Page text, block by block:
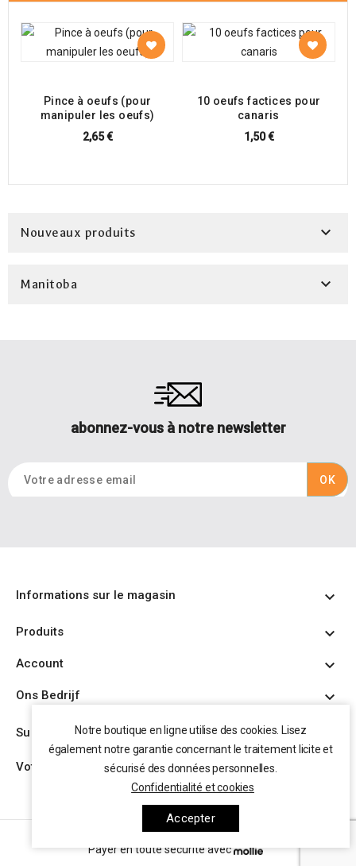
Pince à oeufs (pour
manipuler les oeufs)
2,65 €
10 oeufs factices pour
canaris
1,50 €
Nouveaux produits 
Manitoba 
abonnez-vous à notre newsletter
Informations sur le magasin 
Produits 
Account 
Ons Bedrijf 
Suivez nous
Votre compte
Notre boutique en ligne utilise des cookies. Lisez
également notre garantie concernant le traitement licite et
sécurisé des données personnelles.
Confidentialité et cookies
Accepter
Payer en toute sécurité avec